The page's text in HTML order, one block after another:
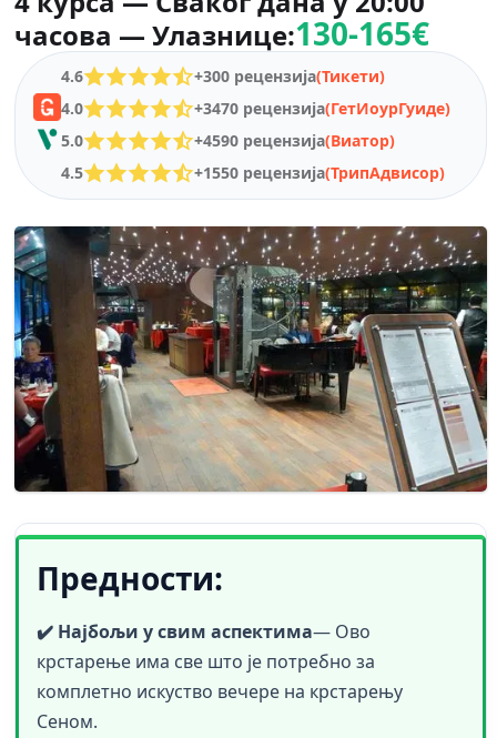
часова — Улазнице:130-165€
+300 рецензија(Тикети)
4.6
+3470 рецензија(ГетИоурГуиде)
4.0
+4590 рецензија(Виатор)
5.0
+1550 рецензија(ТрипАдвисор)
4.5
Предности:
✔️ Најбољи у свим аспектима— Ово
крстарење има све што је потребно за
комплетно искуство вечере на крстарењу
Сеном.